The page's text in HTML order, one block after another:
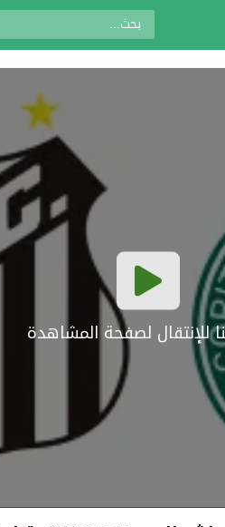
للإنتقال لصفحة المشاهدة